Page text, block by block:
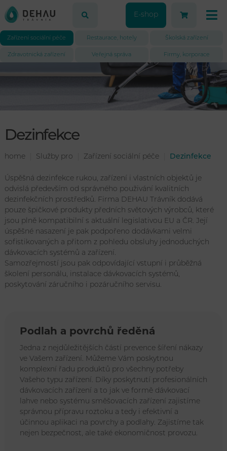
E-shop
Zařízení sociální péče Restaurace, hotely Školská zařízení
Zdravotnická zařízení Veřejná správa Firmy, korporace
Dezinfekce
home Služby pro Zařízení sociální péče Dezinfekce
Úspěšná dezinfekce rukou, zařízení i vlastních objektů je
odvislá především od správného použivání kvalitních
dezinfekčních prostředků. Firma DEHAU Trávník dodává
pouze špičkové produkty předních světových výrobců, které
jsou plně kompatibilní s aktuální legislativou EU a ČR. Její
úspěšné nasazení je pak podpořeno dodávkami velmi
sofistikovaných a přitom z pohledu obsluhy jednoduchých
dávkovacích systémů a zařízení.
Samozřejmostí jsou pak odpovídající vstupní i průběžná
školení personálu, instalace dávkovacích systémů,
poskytování záručního i pozáručního servisu.
Podlah a povrchů ředěná
Jedna z nejdůležitějších částí prevence šíření nákazy
ve Vašem zařízení. Můžeme Vám poskytnou
komplexní řadu produktů pro všechny potřeby
Vašeho typu zařízení. Díky poskytnutí profesionálních
dávkovacích zařízení a to jak ve formě dávkovací
lahve nebo systému směšovacích zařízení zajistíme
správnou přípravu roztoku a tedy i efektivní a
účinnou aplikaci na povrchy a podlahy. Zajistíme tak
nejen bezpečnost, ale také ekonomičnost provozu.